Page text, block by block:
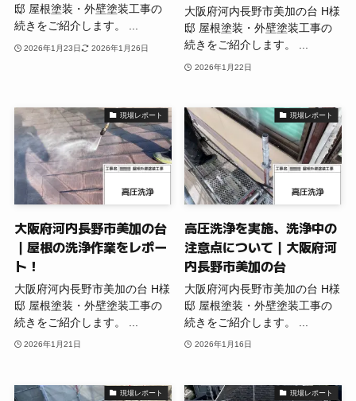
邸 屋根塗装・外壁塗装工事の
続きをご紹介します。 ...
2026年1月23日 2026年1月26日
大阪府河内長野市美加の台 H様
邸 屋根塗装・外壁塗装工事の
続きをご紹介します。 ...
2026年1月22日
現場レポート
大阪府河内長野市美加の台
｜屋根の洗浄作業をレポー
ト！
大阪府河内長野市美加の台 H様
邸 屋根塗装・外壁塗装工事の
続きをご紹介します。 ...
2026年1月21日
現場レポート
高圧洗浄を実施、洗浄中の
注意点について｜大阪府河
内長野市美加の台
大阪府河内長野市美加の台 H様
邸 屋根塗装・外壁塗装工事の
続きをご紹介します。 ...
2026年1月16日
現場レポート 現場レポート